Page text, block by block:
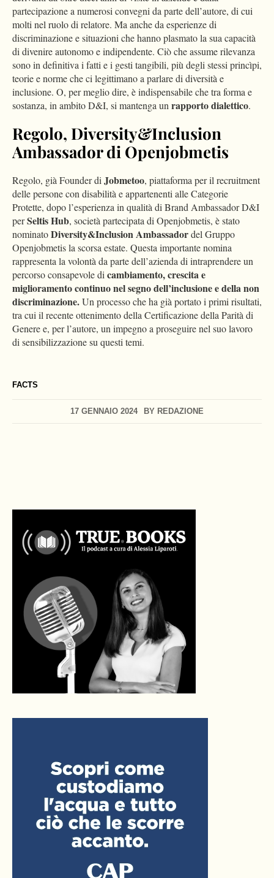
FACTS
17 GENNAIO 2024 BY REDAZIONE
partecipazione a numerosi convegni da parte dell’autore, di cui
molti nel ruolo di relatore. Ma anche da esperienze di
discriminazione e situazioni che hanno plasmato la sua capacità
di divenire autonomo e indipendente. Ciò che assume rilevanza
sono in definitiva i fatti e i gesti tangibili, più degli stessi princìpi,
teorie e norme che ci legittimano a parlare di diversità e
inclusione. O, per meglio dire, è indispensabile che tra forma e
sostanza, in ambito D&I, si mantenga unrapporto dialettico.
Regolo, Diversity&Inclusion
Ambassador di Openjobmetis
Regolo, già Founder diJobmetoo, piattaforma per il recruitment
delle persone con disabilità e appartenenti alle Categorie
Protette, dopo l’esperienza in qualità di Brand Ambassador D&I
perSeltis Hub, società partecipata di Openjobmetis, è stato
nominatoDiversity&Inclusion Ambassadordel Gruppo
Openjobmetis la scorsa estate. Questa importante nomina
rappresenta la volontà da parte dell’azienda di intraprendere un
percorso consapevole dicambiamento, crescita e
miglioramento continuo nel segno dell’inclusione e della non
discriminazione.Un processo che ha già portato i primi risultati,
tra cui il recente ottenimento della Certificazione della Parità di
Genere e, per l’autore, un impegno a proseguire nel suo lavoro
di sensibilizzazione su questi temi.